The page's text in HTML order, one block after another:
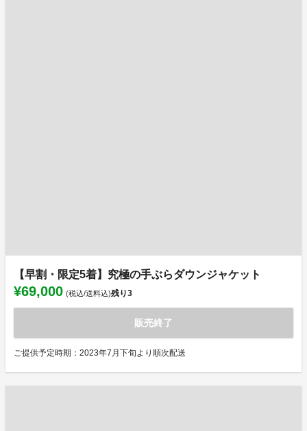
【早割・限定5着】究極の手ぶらダウンジャケット
¥69,000 (税込/送料込)残り3
販売終了
ご提供予定時期：2023年7月下旬より順次配送